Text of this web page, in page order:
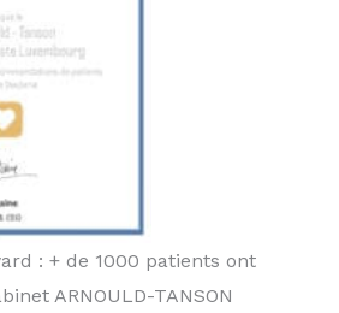
: + de 1000 patients ont
ARNOULD-TANSON